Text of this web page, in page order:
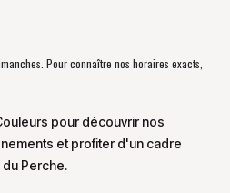
Pour connaître nos horaires exacts,
pour découvrir nos
et profiter d'un cadre
Perche.